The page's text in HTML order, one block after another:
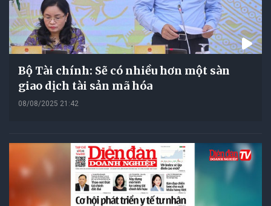
Bộ Tài chính: Sẽ có nhiều hơn một sàn
giao dịch tài sản mã hóa
08/08/2025 21:42